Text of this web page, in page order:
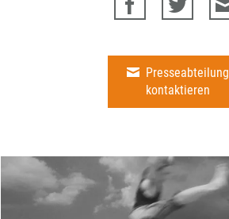
Presseabteilung
kontaktieren